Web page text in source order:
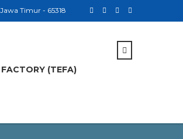
Timur - 65318
(TEFA)